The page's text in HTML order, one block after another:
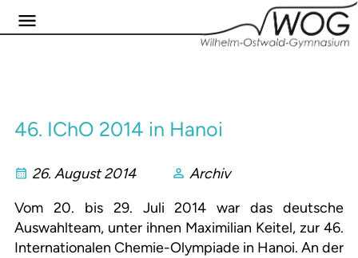
46. IChO 2014 in Hanoi
26. August 2014
Archiv
Vom 20. bis 29. Juli 2014 war das deutsche
Auswahlteam, unter ihnen Maximilian Keitel, zur 46.
Internationalen Chemie-Olympiade in Hanoi. An der